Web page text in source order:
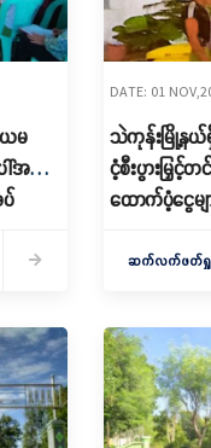
ယမ
အတိုး
DATE: 01
သဲကုန်းမြို့နယ်
ငံ့စီးပွားမြှင့်
ထောက်ပံ့ငွေမျ
ဆက်လက်ဖတ်ရှု